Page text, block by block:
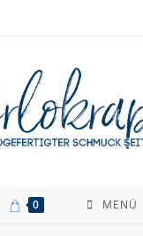
0 MENÜ